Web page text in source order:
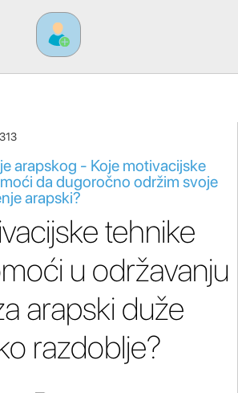
313
arapskog - Koje motivacijske
da dugoročno održim svoje
arapski?
tehnike
u održavanju
arapski duže
razdoblje?